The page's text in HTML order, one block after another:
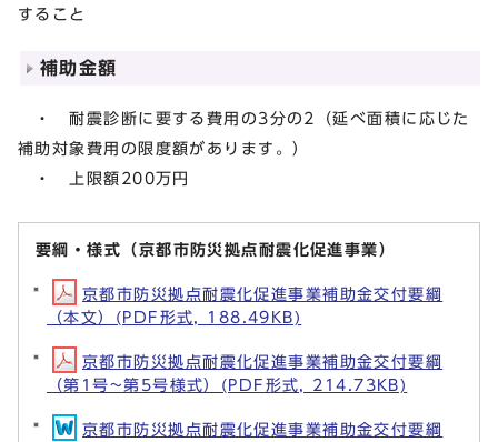
すること
補助金額
・ 耐震診断に要する費用の3分の2（延べ面積に応じた
補助対象費用の限度額があります。）
・ 上限額200万円
要綱・様式（京都市防災拠点耐震化促進事業）
京都市防災拠点耐震化促進事業補助金交付要綱
（本文）(PDF形式, 188.49KB)
京都市防災拠点耐震化促進事業補助金交付要綱
（第1号~第5号様式）(PDF形式, 214.73KB)
京都市防災拠点耐震化促進事業補助金交付要綱